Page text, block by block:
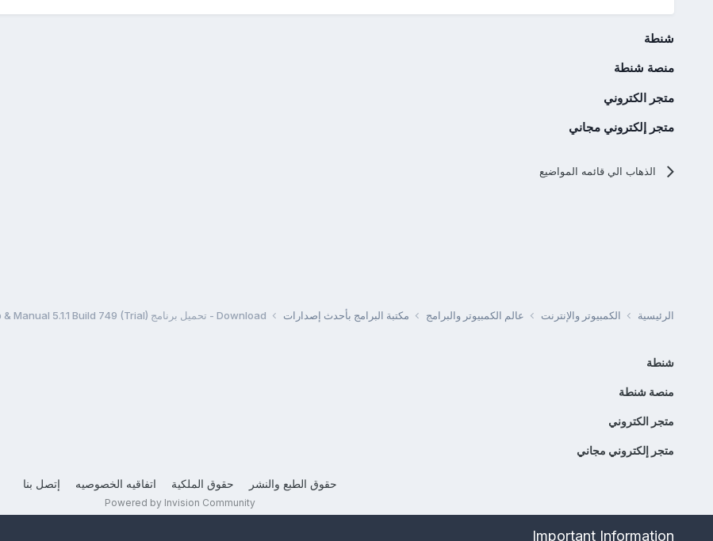
شنطة
منصة شنطة
متجر الكتروني
متجر إلكتروني مجاني
الذهاب الي قائمه المواضيع
الرئيسية الكمبيوتر والإنترنت عالم الكمبيوتر والبرامج مكتبة البرامج بأحدث إصدارات Download - تحميل برنامج Help & Manual 5.1.1 Build 749 (Trial)
شنطة
منصة شنطة
متجر الكتروني
متجر إلكتروني مجاني
حقوق الطبع والنشر حقوق الملكية اتفاقيه الخصوصيه إتصل بنا
Powered by Invision Community
Important Information